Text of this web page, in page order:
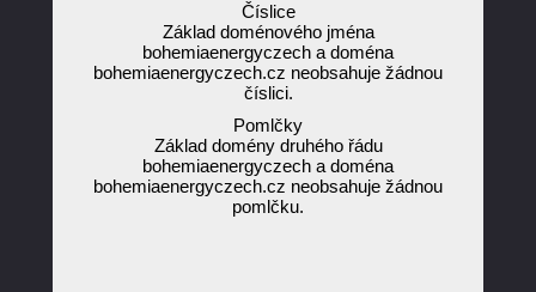
Číslice
Základ doménového jména
bohemiaenergyczech a doména
bohemiaenergyczech.cz neobsahuje žádnou
číslici.
Pomlčky
Základ domény druhého řádu
bohemiaenergyczech a doména
bohemiaenergyczech.cz neobsahuje žádnou
pomlčku.